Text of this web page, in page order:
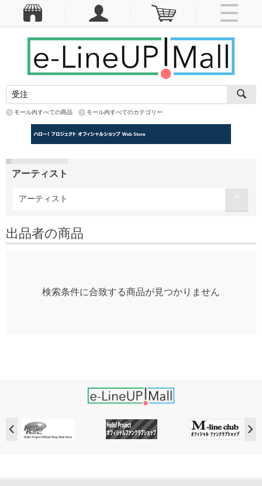
モール内すべての商品 モール内すべてのカテゴリー
アーティスト
アーティスト
出品者の商品
検索条件に合致する商品が見つかりません